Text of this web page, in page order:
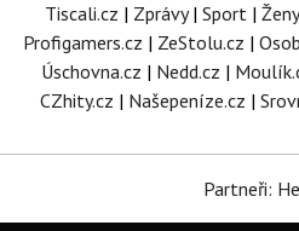
Tiscali.cz | Zprávy| Sport | Ženy
Profigamers.cz | ZeStolu.cz |
Úschovna.cz | Nedd.cz |
CZhity.cz | Našepeníze.cz |
Partneři: